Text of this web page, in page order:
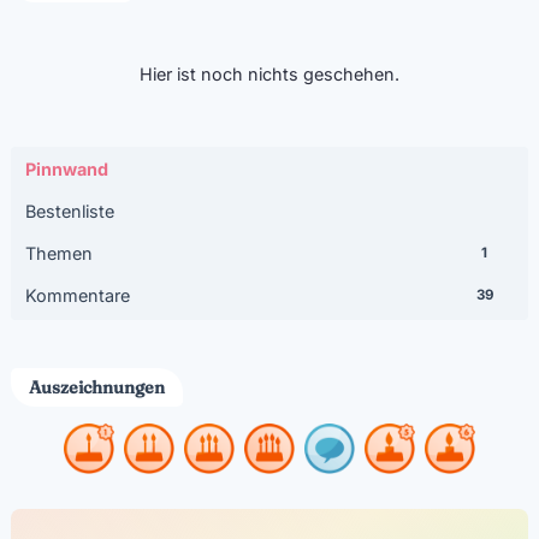
Hier ist noch nichts geschehen.
Pinnwand
Bestenliste
Themen 1
Kommentare 39
Auszeichnungen